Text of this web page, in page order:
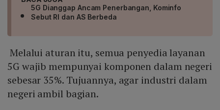
5G Dianggap Ancam Penerbangan, Kominfo
Sebut RI dan AS Berbeda
Melalui aturan itu, semua penyedia layanan
5G wajib mempunyai komponen dalam negeri
sebesar 35%. Tujuannya, agar industri dalam
negeri ambil bagian.